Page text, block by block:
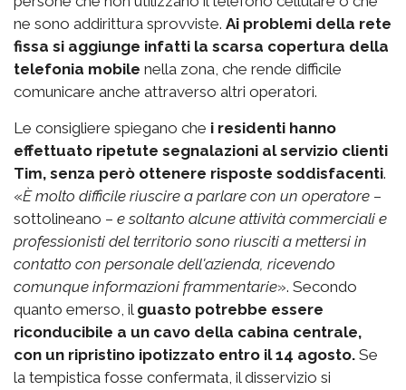
ne sono addirittura sprovviste. Ai problemi della rete
fissa si aggiunge infatti la scarsa copertura della
telefonia mobile nella zona, che rende difficile
comunicare anche attraverso altri operatori.
Le consigliere spiegano che i residenti hanno
effettuato ripetute segnalazioni al servizio clienti
Tim, senza però ottenere risposte soddisfacenti.
«È molto difficile riuscire a parlare con un operatore –
sottolineano – e soltanto alcune attività commerciali e
professionisti del territorio sono riusciti a mettersi in
contatto con personale dell'azienda, ricevendo
comunque informazioni frammentarie». Secondo
quanto emerso, il guasto potrebbe essere
riconducibile a un cavo della cabina centrale,
con un ripristino ipotizzato entro il 14 agosto. Se
la tempistica fosse confermata, il disservizio si